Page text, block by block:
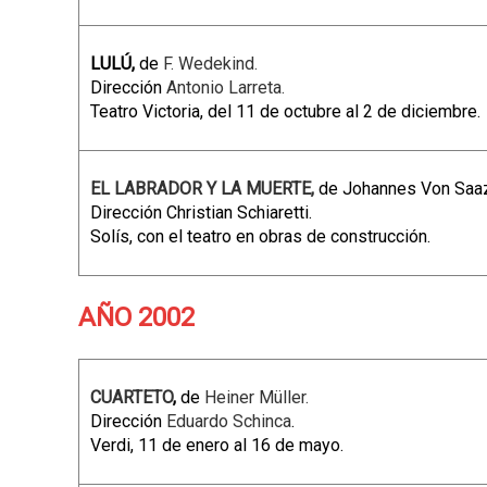
LULÚ, de F. Wedekind.
Dirección Antonio Larreta.
Teatro Victoria, del 11 de octubre al 2 de diciembre.
EL LABRADOR Y LA MUERTE, de Johannes Von
Dirección Christian Schiaretti.
Solís, con el teatro en obras de construcción.
AÑO 2002
CUARTETO, de Heiner Müller.
Dirección Eduardo Schinca.
Verdi, 11 de enero al 16 de mayo.